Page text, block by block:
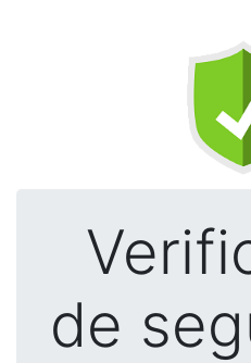
de